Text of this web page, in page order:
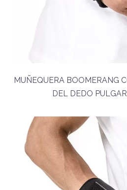
MUÑEQUERA BOOMERANG
DEL DEDO